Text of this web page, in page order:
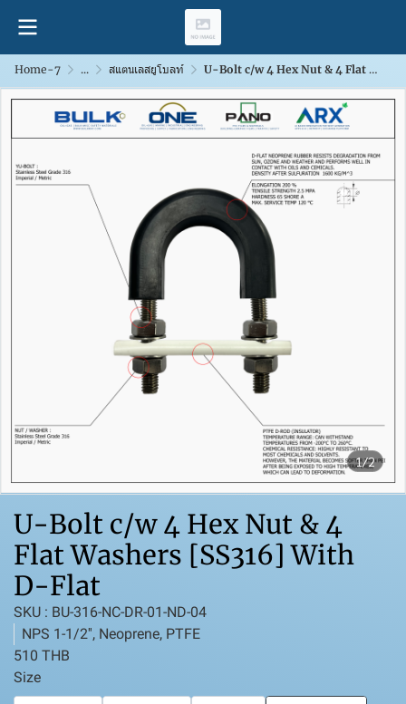
Home-7 ... สแตนเลสยูโบลท์ U-Bolt c/w 4 Hex Nut & 4 Flat Washers [SS316] With D-Flat
1/2
U-Bolt c/w 4 Hex Nut & 4
Flat Washers [SS316] With
D-Flat
SKU : BU-316-NC-DR-01-ND-04
NPS 1-1/2'', Neoprene, PTFE
510 THB
Size